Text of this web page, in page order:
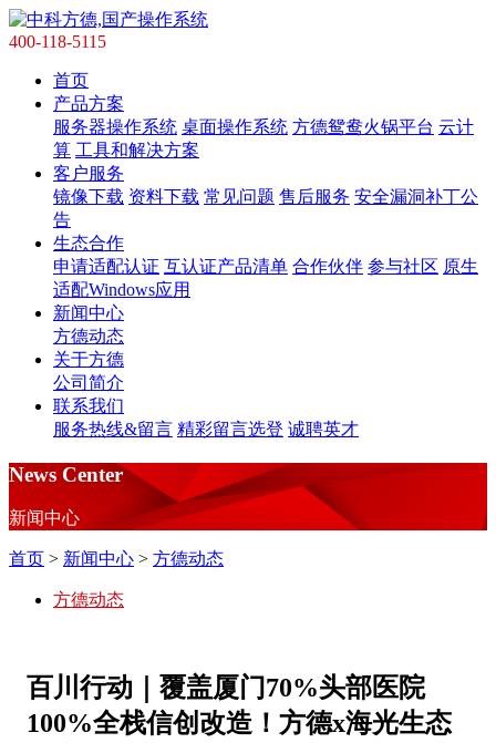
400-118-5115
首页
产品方案
服务器操作系统 桌面操作系统 方德鸳鸯火锅平台 云计
算 工具和解决方案
客户服务
镜像下载 资料下载 常见问题 售后服务 安全漏洞补丁公
告
生态合作
申请适配认证 互认证产品清单 合作伙伴 参与社区 原生
适配Windows应用
新闻中心
方德动态
关于方德
公司简介
联系我们
服务热线&留言 精彩留言选登 诚聘英才
News Center
新闻中心
首页 > 新闻中心 > 方德动态
方德动态
百川行动｜覆盖厦门70%头部医院
100%全栈信创改造！方德x海光生态